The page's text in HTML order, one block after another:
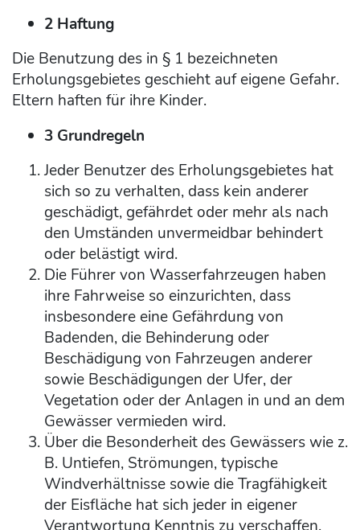
2 Haftung
Die Benutzung des in § 1 bezeichneten
Erholungsgebietes geschieht auf eigene Gefahr.
Eltern haften für ihre Kinder.
3 Grundregeln
Jeder Benutzer des Erholungsgebietes hat
sich so zu verhalten, dass kein anderer
geschädigt, gefährdet oder mehr als nach
den Umständen unvermeidbar behindert
oder belästigt wird.
Die Führer von Wasserfahrzeugen haben
ihre Fahrweise so einzurichten, dass
insbesondere eine Gefährdung von
Badenden, die Behinderung oder
Beschädigung von Fahrzeugen anderer
sowie Beschädigungen der Ufer, der
Vegetation oder der Anlagen in und an dem
Gewässer vermieden wird.
Über die Besonderheit des Gewässers wie z.
B. Untiefen, Strömungen, typische
Windverhältnisse sowie die Tragfähigkeit
der Eisfläche hat sich jeder in eigener